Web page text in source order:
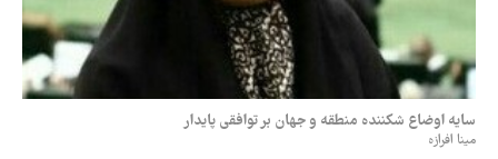
سایه اوضاع شکننده منطقه و جهان بر توافقی پایدار
مینا افرازه